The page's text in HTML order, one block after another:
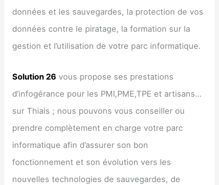
données et les sauvegardes, la protection de vos
données contre le piratage, la formation sur la
gestion et l’utilisation de votre parc informatique.
Solution 26 vous propose ses prestations
d’infogérance pour les PMI,PME,TPE et artisans…
sur Thiais ; nous pouvons vous conseiller ou
prendre complètement en charge votre parc
informatique afin d’assurer son bon
fonctionnement et son évolution vers les
nouvelles technologies de sauvegardes, de